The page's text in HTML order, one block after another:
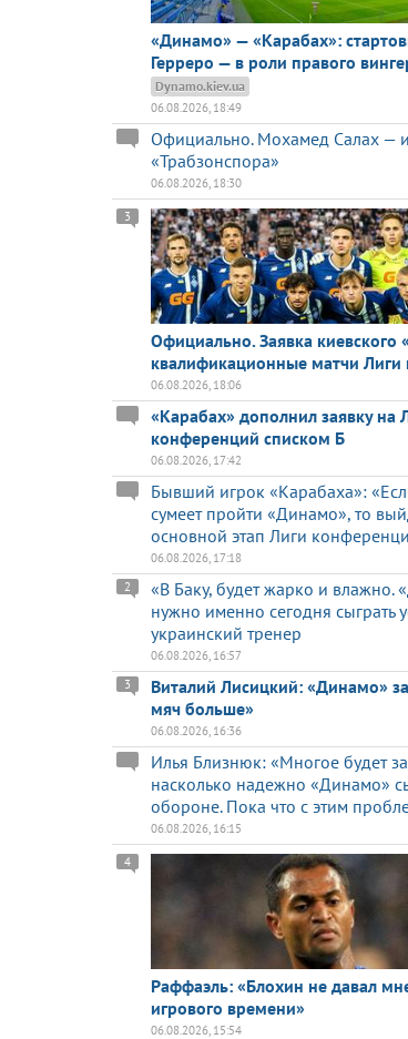
«Динамо» — «Карабах»:
Герреро — в роли правого
Dynamo.kiev.ua
06.08.2026, 18:49
Официально. Мохамед Салах —
«Трабзонспора»
06.08.2026, 18:30
Официально. Заявка киевского
квалификационные матчи
3
06.08.2026, 18:06
«Карабах» дополнил заявку на
конференций списком Б
06.08.2026, 17:42
Бывший игрок «Карабаха»:
сумеет пройти «Динамо», то
основной этап Лиги
06.08.2026, 17:18
«В Баку, будет жарко и влажно.
нужно именно сегодня сыграть
украинский тренер
2
06.08.2026, 16:57
Виталий Лисицкий: «Динамо»
мяч больше»
3
06.08.2026, 16:36
Илья Близнюк: «Многое будет
насколько надежно «Динамо»
обороне. Пока что с этим
06.08.2026, 16:15
Раффаэль: «Блохин не давал
игрового времени»
4
06.08.2026, 15:54